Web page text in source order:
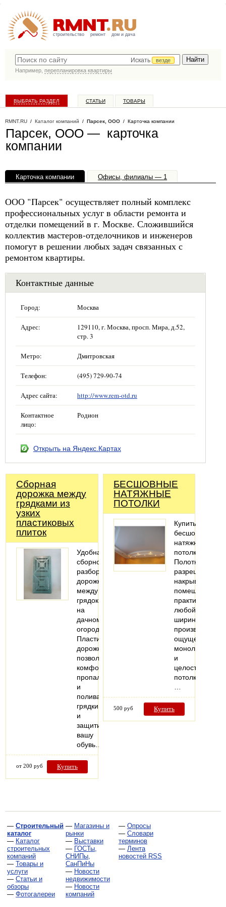
строительство ремонт дом и дача
Искать
везде
Например, перепланировка квартиры
ВЫБРАТЬ РАЗДЕЛ СТАТЬИ ТОВАРЫ
RMNT.RU / Каталог компаний / Парсек, ООО / Карточка компании
Парсек, ООО — карточка
компании
Карточка компании Офисы, филиалы — 1
ООО "Парсек" осуществляет полный комплекс
профессиональных услуг в области ремонта и
отделки помещений в г. Москве. Сложившийся
коллектив мастеров-отделочников и инженеров
помогут в решении любых задач связанных с
ремонтом квартиры.
Контактные данные
Город: Москва
Адрес:
129110, г. Москва, просп. Мира, д.52,
стр. 3
Метро: Дмитровская
Телефон: (495) 729-90-74
Адрес сайта: http://www.rem-otd.ru
Контактное
лицо:
Родион
Открыть на Яндекс.Картах
Сборная
дорожка между
грядками из
узких
пластиковых
плиток
Удобная
сборно-
разборная
дорожка
между
грядок
на
дачном
огороде.
Пластиковая
дорожка
позволит
комфортно
пропалывать
и
поливать
грядки
и
защитит
вашу
обувь…
от 200 руб Купить
БЕСШОВНЫЕ
НАТЯЖНЫЕ
ПОТОЛКИ
Купить
бесшовные
натяжные
потолки
Полотна
разрешает
накрывать
помещения
практически
любой
ширины,
производит
ощущение
монолитности
и
целостности
потолка.
500 руб Купить
— Строительный
каталог
— Каталог
строительных
компаний
— Товары и
услуги
— Статьи и
обзоры
— Фотогалереи
— Магазины и
рынки
— Выставки
— ГОСТы,
СНИПы,
СанПиНы
— Новости
недвижимости
— Новости
компаний
— Опросы
— Словари
терминов
— Лента
новостей RSS